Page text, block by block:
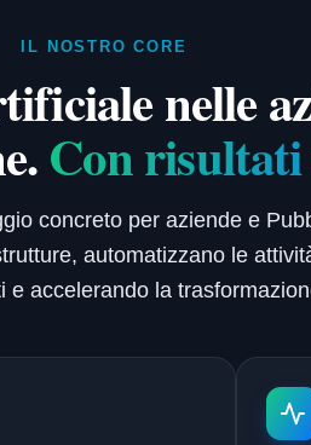
IL NOSTRO CORE
nelle
Con
concreto per aziende e
automatizzano le
e accelerando la